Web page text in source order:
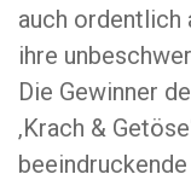
auch ordentlich
ihre
Die Gewinner
‚Krach &